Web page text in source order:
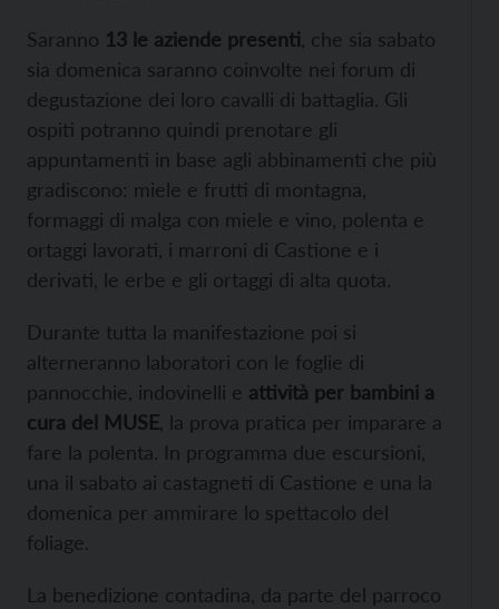
Saranno 13 le aziende presenti , che sia sabato
sia domenica saranno coinvolte nei forum di
degustazione dei loro cavalli di battaglia. Gli
ospiti potranno quindi prenotare gli
appuntamenti in base agli abbinamenti che più
gradiscono: miele e frutti di montagna,
formaggi di malga con miele e vino, polenta e
ortaggi lavorati, i marroni di Castione e i
derivati, le erbe e gli ortaggi di alta quota.
Durante tutta la manifestazione poi si
alterneranno laboratori con le foglie di
pannocchie, indovinelli e attività per bambini a
cura del MUSE , la prova pratica per imparare a
fare la polenta. In programma due escursioni,
una il sabato ai castagneti di Castione e una la
domenica per ammirare lo spettacolo del
foliage.
La benedizione contadina, da parte del parroco